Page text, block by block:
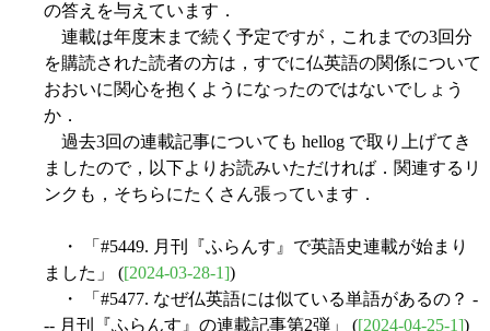
の答えを与えています．
連載は年度末まで続く予定ですが，これまでの3回分
を購読された読者の方は，すでに仏英語の関係について
おおいに関心を抱くようになったのではないでしょう
か．
過去3回の連載記事についても hellog で取り上げてき
ましたので，以下よりお読みいただければ．関連するリ
ンクも，そちらにたくさん張っています．
・ 「#5449. 月刊『ふらんす』で英語史連載が始まり
ました」 ([2024-03-28-1])
・ 「#5477. なぜ仏英語には似ている単語があるの？ -
-- 月刊『ふらんす』の連載記事第2弾」 ([2024-04-25-1])